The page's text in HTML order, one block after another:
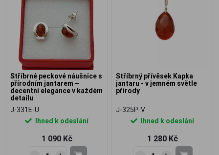
Stříbrné peckové náušnice s
přírodním jantarem –
decentní elegance v každém
detailu
J-331E-U
Ihned k odeslání
1 090 Kč
Stříbrný přívěsek Kapka
jantaru - v jemném světle
přírody
J-325P-V
Ihned k odeslání
1 280 Kč